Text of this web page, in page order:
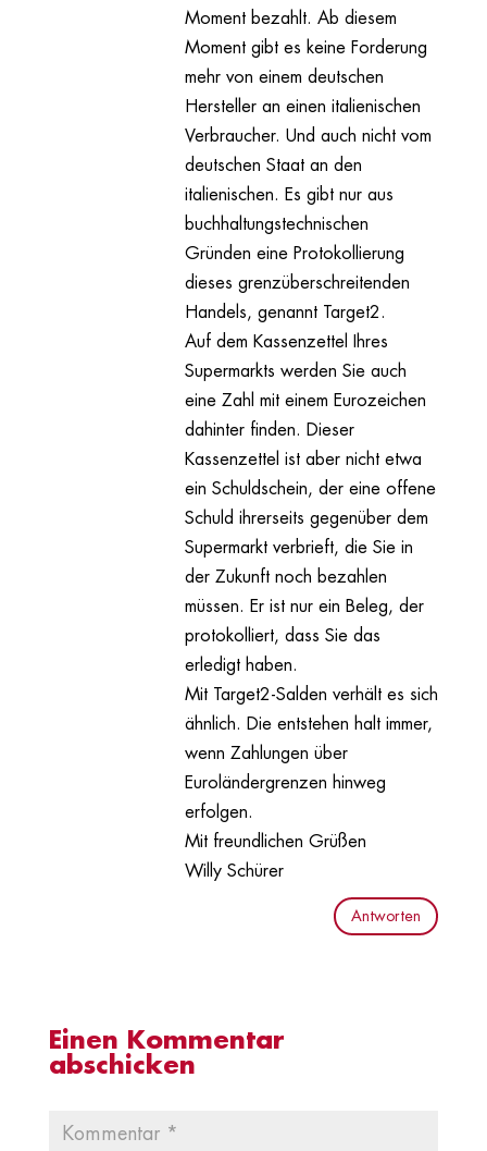
Moment bezahlt. Ab diesem
Moment gibt es keine Forderung
mehr von einem deutschen
Hersteller an einen italienischen
Verbraucher. Und auch nicht vom
deutschen Staat an den
italienischen. Es gibt nur aus
buchhaltungstechnischen
Gründen eine Protokollierung
dieses grenzüberschreitenden
Handels, genannt Target2.
Auf dem Kassenzettel Ihres
Supermarkts werden Sie auch
eine Zahl mit einem Eurozeichen
dahinter finden. Dieser
Kassenzettel ist aber nicht etwa
ein Schuldschein, der eine offene
Schuld ihrerseits gegenüber dem
Supermarkt verbrieft, die Sie in
der Zukunft noch bezahlen
müssen. Er ist nur ein Beleg, der
protokolliert, dass Sie das
erledigt haben.
Mit Target2-Salden verhält es sich
ähnlich. Die entstehen halt immer,
wenn Zahlungen über
Euroländergrenzen hinweg
erfolgen.
Mit freundlichen Grüßen
Willy Schürer
Antworten
Einen Kommentar
abschicken